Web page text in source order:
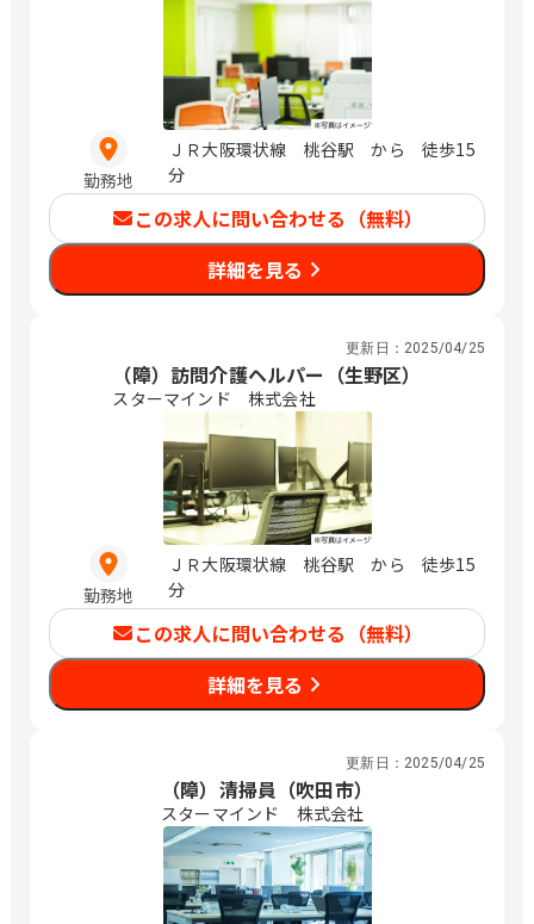
勤務地
ＪＲ大阪環状線 桃谷駅 から 徒歩15
分
この求人に問い合わせる（無料）
詳細を見る
更新日： 2025/04/25
（障）訪問介護ヘルパー（生野区）
スターマインド 株式会社
勤務地
ＪＲ大阪環状線 桃谷駅 から 徒歩15
分
この求人に問い合わせる（無料）
詳細を見る
更新日： 2025/04/25
（障）清掃員（吹田市）
スターマインド 株式会社